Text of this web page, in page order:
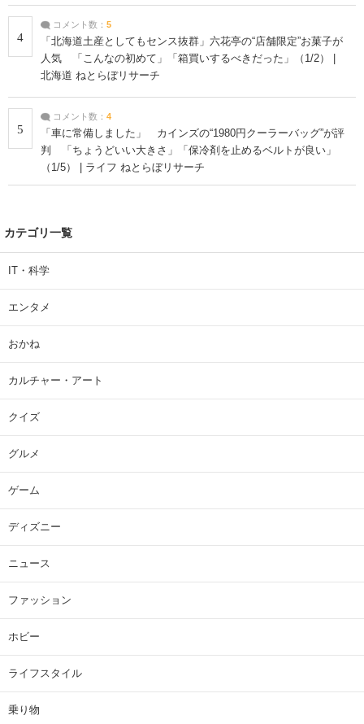
4
コメント数： 5
「北海道土産としてもセンス抜群」六花亭の“店舗限定”お菓子が
人気 「こんなの初めて」「箱買いするべきだった」（1/2） |
北海道 ねとらぼリサーチ
5
コメント数： 4
「車に常備しました」 カインズの“1980円クーラーバッグ”が評
判 「ちょうどいい大きさ」「保冷剤を止めるベルトが良い」
（1/5） | ライフ ねとらぼリサーチ
カテゴリ一覧
IT・科学
エンタメ
おかね
カルチャー・アート
クイズ
グルメ
ゲーム
ディズニー
ニュース
ファッション
ホビー
ライフスタイル
乗り物